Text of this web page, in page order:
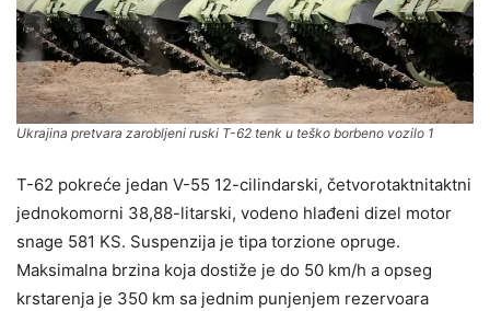
Ukrajina pretvara zarobljeni ruski T-62 tenk u teško borbeno vozilo 1
T-62 pokreće jedan V-55 12-cilindarski, četvorotaktnitaktni
jednokomorni 38,88-litarski, vodeno hlađeni dizel motor
snage 581 KS. Suspenzija je tipa torzione opruge.
Maksimalna brzina koja dostiže je do 50 km/h a opseg
krstarenja je 350 km sa jednim punjenjem rezervoara